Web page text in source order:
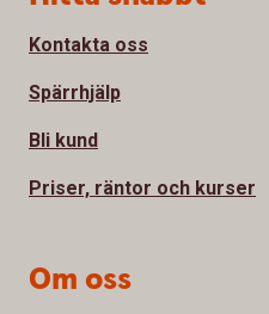
Kontakta oss
Spärrhjälp
Bli kund
Priser, räntor och kurser
Om oss